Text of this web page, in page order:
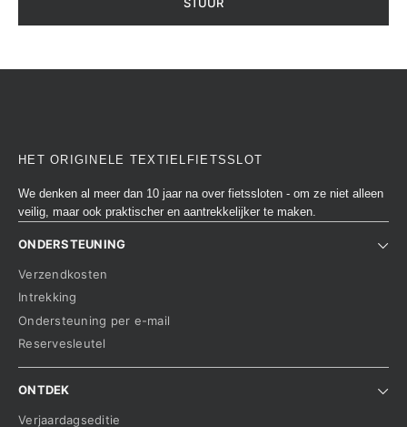
ONDERSTEUNING
Verzendkosten
Intrekking
Ondersteuning per e-mail
Reservesleutel
ONTDEK
Verjaardagseditie
HET ORIGINELE TEXTIELFIETSSLOT
We denken al meer dan 10 jaar na over fietssloten - om ze niet alleen
veilig, maar ook praktischer en aantrekkelijker te maken.